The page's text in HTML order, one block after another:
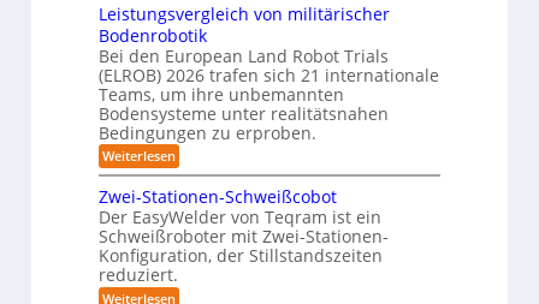
b
o
t
e
r
D
-
S
t
e
r
e
o
-
K
a
m
e
u
t
t
l
e
-
S
y
s
t
e
f
Leistungsvergleich von militärischer
Bodenrobotik
Bei den European Land Robot Trials
(ELROB) 2026 trafen sich 21 internationale
Teams, um ihre unbemannten
Bodensysteme unter realitätsnahen
Bedingungen zu erproben.
Weiterlesen:
L
e
i
s
t
u
g
Zwei-Stationen-Schweißcobot
Der EasyWelder von Teqram ist ein
Schweißroboter mit Zwei-Stationen-
Konfiguration, der Stillstandszeiten
reduziert.
Weiterlesen: